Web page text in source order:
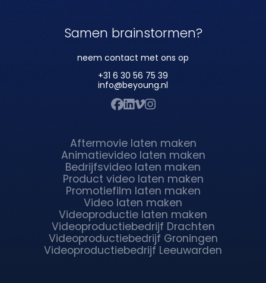
Samen brainstormen?
neem contact met ons op
+31 6 30 56 75 39
info@beyoung.nl
Aftermovie laten maken
Animatievideo laten maken
Bedrijfsvideo laten maken
Product video laten maken
Promotiefilm laten maken
Video laten maken
Videoproductie laten maken
Videoproductiebedrijf Drachten
Videoproductiebedrijf Groningen
Videoproductiebedrijf Leeuwarden